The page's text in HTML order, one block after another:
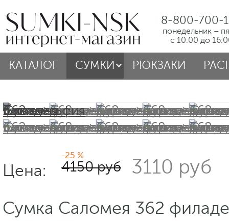
8-800-700-
понедельник –
с 10:00 до
КАТАЛОГ СУМКИ РЮКЗАКИ
Цена:
-25 %
4150 руб 3110 руб
Сумка Саломея 362